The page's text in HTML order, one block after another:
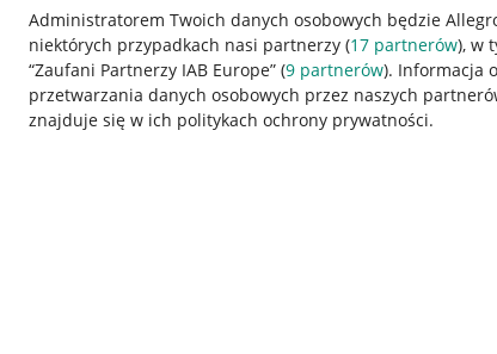
Administratorem Twoich danych osobowych będzie
niektórych przypadkach nasi partnerzy (17 partnerów), w
“Zaufani Partnerzy IAB Europe” (9 partnerów). Informacja
przetwarzania danych osobowych przez naszych
znajduje się w ich politykach ochrony prywatności.
Jak to działa
Napisz do nas
Allegro Gadane dla sprzedających
Regulamin
Polityka